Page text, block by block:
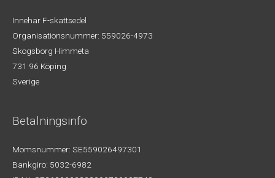
Innehar F-skattsedel
Organisationsnummer: 559026-4973
Skogsborg Himmeta
731 96 Köping
Sverige
Betalningsinfo
Momsnummer: SE559026497301
Bankgiro: 5032-6982